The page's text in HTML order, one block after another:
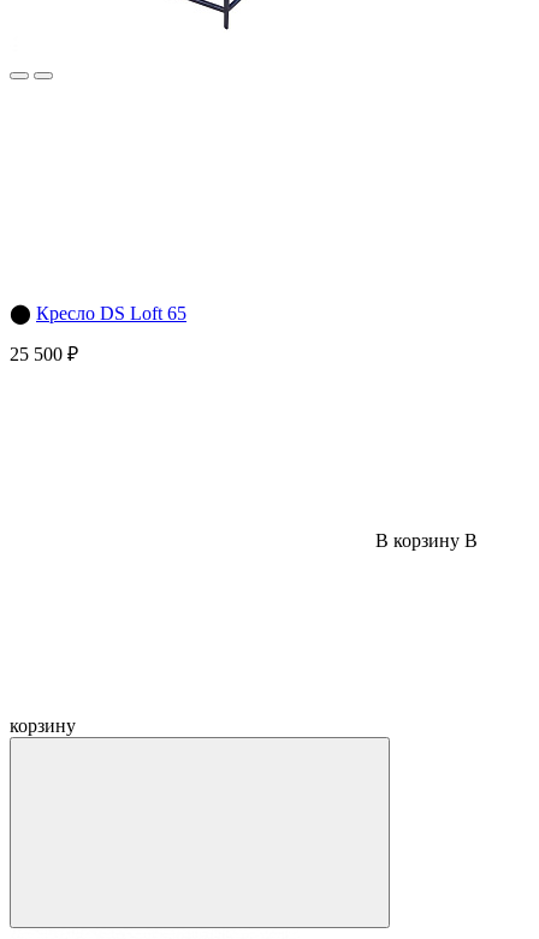
⬤ Кресло DS Loft 65
25 500 ₽
В корзину В
корзину